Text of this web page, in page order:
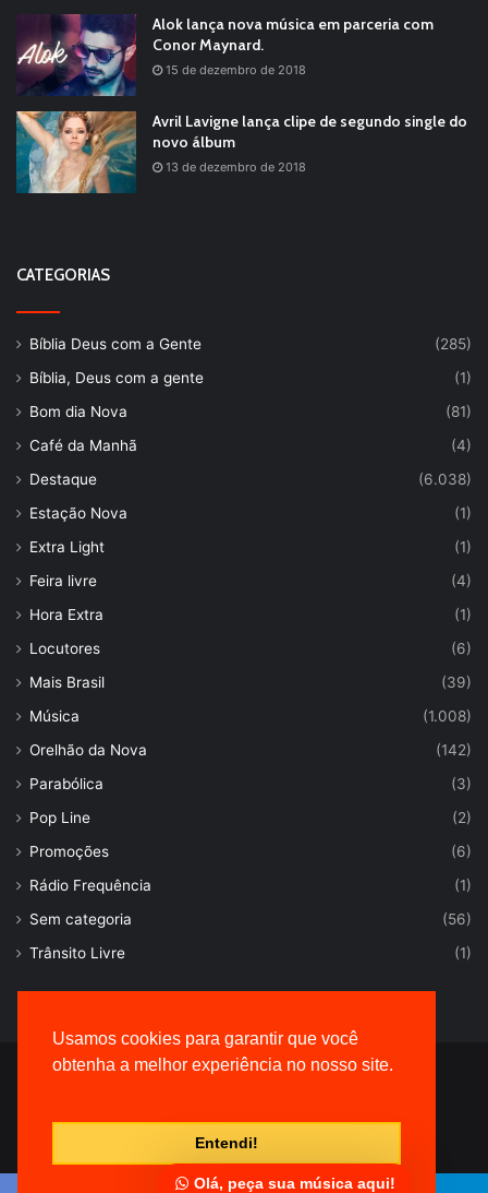
Usamos cookies para garantir que você
obtenha a melhor experiência no nosso site.
Entendi!
Olá, peça sua música aqui!
Alok lança nova música em parceria com
Conor Maynard.
15 de dezembro de 2018
Avril Lavigne lança clipe de segundo single do
novo álbum
13 de dezembro de 2018
CATEGORIAS
Bíblia Deus com a Gente
(285)
Bíblia, Deus com a gente
(1)
Bom dia Nova
(81)
Café da Manhã
(4)
Destaque
(6.038)
Estação Nova
(1)
Extra Light
(1)
Feira livre
(4)
Hora Extra
(1)
Locutores
(6)
Mais Brasil
(39)
Música
(1.008)
Orelhão da Nova
(142)
Parabólica
(3)
Pop Line
(2)
Promoções
(6)
Rádio Frequência
(1)
Sem categoria
(56)
Trânsito Livre
(1)